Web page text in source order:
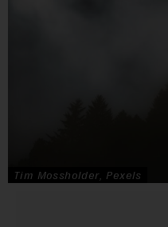
Tim Mossholder, Pexels